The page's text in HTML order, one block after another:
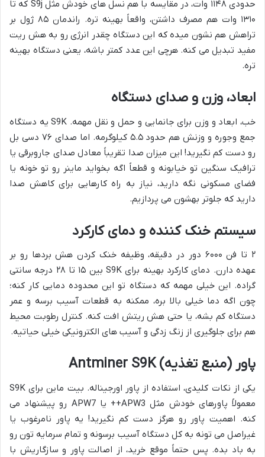
حدودی ۱۱۴۸ وات، در مقایسه با هم نسل های خودش مثل S9j که تا
۱۳۱۰ وات هم مصرف داشتن، واقعاً بهینه تره. راندمان ۸۵ ژول بر
تراهش هم نشون میده که این دستگاه چقدر انرژی رو به هش ریت
مفید تبدیل می کنه. هرچی این عدد کمتر باشه، یعنی دستگاه بهینه
تره.
ابعاد، وزن و صدای دستگاه
خب، ابعاد و وزن برای جانمایی و حمل و نقل مهمه. S9K یه دستگاه
جمع وجوره و وزنش هم حدود ۵.۵ کیلوگرمه. اما صدای ۷۶ دسی بل
رو دست کم نگیرید! این میزان صدا تقریباً معادل صدای جاروبرقی یا
ترافیک سنگین تو خیابونه و قطعاً اگه بخواید ماینر رو تو خونه یا
فضای مسکونی نگه دارید، نیاز به راه کارهایی برای کاهش صدا
دارید که جلوتر بهشون می پردازیم.
سیستم خنک کننده و دمای کارکرد
۲ تا فن ۶۰۰۰ دور در دقیقه، وظیفه خنک کردن هش بردها رو بر
عهده دارن. دمای کارکرد بهینه برای S9K بین ۱۵ تا ۲۸ درجه سانتی
گراده. این خیلی مهمه که دستگاه تو این محدوده دمایی کار کنه؛
چون اگه دما خیلی بالا بره، ممکنه به قطعات آسیب برسه و عمر
دستگاه کم بشه، یا حتی هش ریتش افت کنه. کنترل رطوبت محیط
هم برای جلوگیری از زنگ زدگی و آسیب های الکترونیکی خیلی حیاتیه.
پاور (منبع تغذیه) Antminer S9K
یکی از نکات کلیدی، استفاده از پاور اورجیناله. بیت ماین برای S9K
معمولاً پاورهای خودش مثل APW3++ یا APW7 رو پیشنهاد می
کنه. اهمیت پاور رو هرگز دست کم نگیرید! یه پاور نامرغوب یا
غیراصل می تونه به کل دستگاه آسیب برسونه و تمام سرمایه تون رو
به باد بده. پس حتماً موقع خرید، از اصالت پاور و سازگاریش با